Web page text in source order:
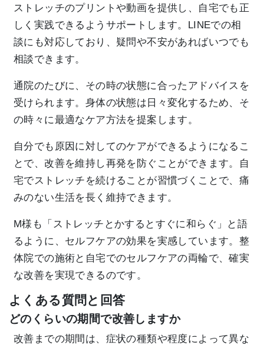
ストレッチのプリントや動画を提供し、自宅でも正
しく実践できるようサポートします。LINEでの相
談にも対応しており、疑問や不安があればいつでも
相談できます。
通院のたびに、その時の状態に合ったアドバイスを
受けられます。身体の状態は日々変化するため、そ
の時々に最適なケア方法を提案します。
自分でも原因に対してのケアができるようになるこ
とで、改善を維持し再発を防ぐことができます。自
宅でストレッチを続けることが習慣づくことで、痛
みのない生活を長く維持できます。
M様も「ストレッチとかするとすぐに和らぐ」と語
るように、セルフケアの効果を実感しています。整
体院での施術と自宅でのセルフケアの両輪で、確実
な改善を実現できるのです。
よくある質問と回答
どのくらいの期間で改善しますか
改善までの期間は、症状の種類や程度によって異な